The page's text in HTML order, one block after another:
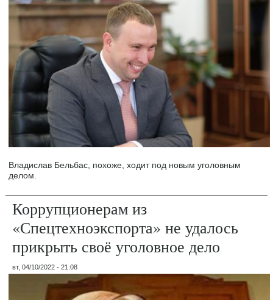
Владислав Бельбас, похоже, ходит под новым уголовным
делом.
Коррупционерам из
«Спецтехноэкспорта» не удалось
прикрыть своё уголовное дело
вт, 04/10/2022 - 21:08